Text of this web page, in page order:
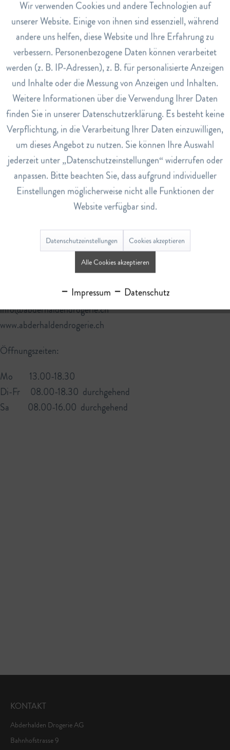
Moringa kann in verschiedenen Formen eingenommen werden,
einschliesslich Tee, Kapseln, Pulver und Öl. Es ist jedoch
wichtig, die Dosierungsempfehlungen des Herstellers zu
beachten und bei längerfristiger Anwendung eine Fachperson zu
konsultieren. Personen, die blutverdünnende Medikamente
einnehmen oder schwanger sind, sollten vor der Einnahme von
Moringa Rücksprache mit ihrem Arzt halten.
Dieser Beitrag dient der allgemeinen Information und ersetzt
keine ärztliche Beratung. Wenn Sie Beschwerden verspüren,
wenden Sie sich bitte an eine medizinische Fachperson. Bei
Abderhalden Drogerie AG
Tel. 071 988 13 12
info@abderhaldendrogerie.ch
www.abderhaldendrogerie.ch
Öffnungszeiten:
Mo 13.00-18.30
Di-Fr 08.00-18.30 durchgehend
Sa 08.00-16.00 durchgehend
KONTAKT
Abderhalden Drogerie AG
Bahnhofstrasse 9
Funktionale Aktiv
Marketing Inaktiv
Tracking Inaktiv
Service Inaktiv
Wir verwenden Cookies und andere Technologien auf
unserer Website. Einige von ihnen sind essenziell, während
andere uns helfen, diese Website und Ihre Erfahrung zu
verbessern. Personenbezogene Daten können verarbeitet
werden (z. B. IP-Adressen), z. B. für personalisierte Anzeigen
und Inhalte oder die Messung von Anzeigen und Inhalten.
Weitere Informationen über die Verwendung Ihrer Daten
finden Sie in unserer Datenschutzerklärung. Es besteht keine
Verpflichtung, in die Verarbeitung Ihrer Daten einzuwilligen,
um dieses Angebot zu nutzen. Sie können Ihre Auswahl
jederzeit unter „Datenschutzeinstellungen“ widerrufen oder
anpassen. Bitte beachten Sie, dass aufgrund individueller
Einstellungen möglicherweise nicht alle Funktionen der
Website verfügbar sind.
Datenschutzeinstellungen Cookies akzeptieren
Alle Cookies akzeptieren
Impressum Datenschutz